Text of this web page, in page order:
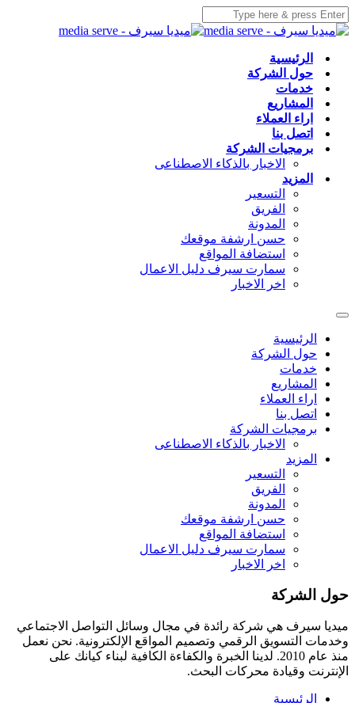
الرئيسية
حول الشركة
خدمات
المشاريع
اراء العملاء
اتصل بنا
برمجيات الشركة
الاخبار بالذكاء الاصطناعى
المزيد
التسعير
الفريق
المدونة
حسن ارشفة موقعك
استضافة المواقع
سمارت سيرف دليل الاعمال
اخر الاخبار
الرئيسية
حول الشركة
خدمات
المشاريع
اراء العملاء
اتصل بنا
برمجيات الشركة
الاخبار بالذكاء الاصطناعى
المزيد
التسعير
الفريق
المدونة
حسن ارشفة موقعك
استضافة المواقع
سمارت سيرف دليل الاعمال
اخر الاخبار
حول الشركة
ميديا ​​سيرف هي شركة رائدة في مجال وسائل التواصل الاجتماعي
وخدمات التسويق الرقمي وتصميم المواقع الإلكترونية. نحن نعمل
منذ عام 2010. لدينا الخبرة والكفاءة الكافية لبناء كيانك على
الإنترنت وقيادة محركات البحث.
الرئيسية